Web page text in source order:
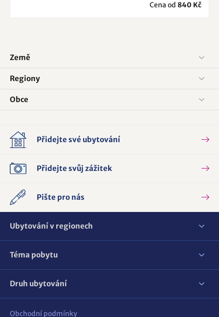
Cena od 840 Kč
Země
Regiony
Obce
Přidejte své ubytování
Přidejte svůj zážitek
Pište pro nás
Ubytování v regionech
Téma pobytu
Druh ubytování
Obchodní podmínky